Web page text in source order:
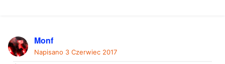
Monf
Napisano 3 Czerwiec 2017